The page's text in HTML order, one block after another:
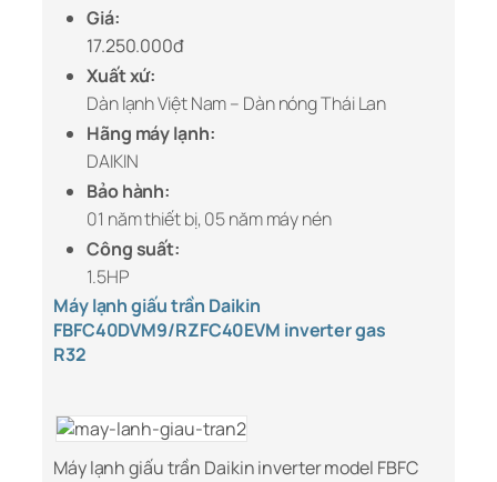
Giá:
17.250.000đ
Xuất xứ:
Dàn lạnh Việt Nam – Dàn nóng Thái Lan
Hãng máy lạnh:
DAIKIN
Bảo hành:
01 năm thiết bị, 05 năm máy nén
Công suất:
1.5HP
Máy lạnh giấu trần Daikin
FBFC40DVM9/RZFC40EVM inverter gas
R32
Máy lạnh giấu trần Daikin inverter model FBFC